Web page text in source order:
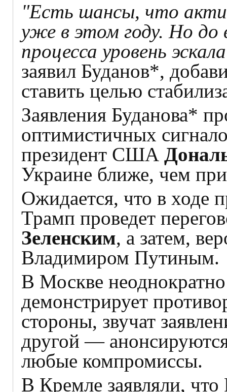
"Есть шансы, что
уже в этом году. Но до
процесса уровень
заявил Буданов*,
ставить целью
Заявления Буданова*
оптимистичных
президент США
Украине ближе, чем
Ожидается, что в ходе
Трамп проведет
Зеленским, а затем,
Владимиром Путиным.
В Москве
демонстрирует
стороны, звучат
другой —
любые компромиссы.
В Кремле заявляли, что